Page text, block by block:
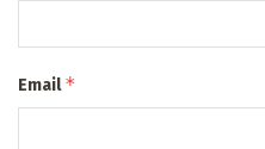
Email*